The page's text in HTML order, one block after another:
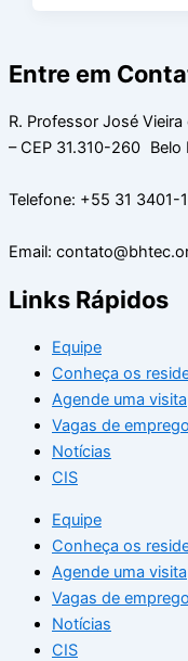
Entre em
R. Professor José
– CEP 31.310-260 Belo
Telefone: +55 31 3401-
Email:
Links Rápidos
Equipe
Conheça os
Agende uma visita
Vagas de emprego
Notícias
CIS
Equipe
Conheça os
Agende uma visita
Vagas de emprego
Notícias
CIS